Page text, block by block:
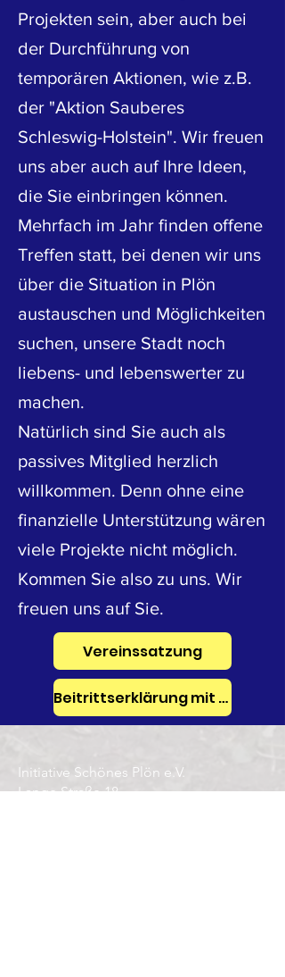
Projekten sein, aber auch bei
der Durchführung von
temporären Aktionen, wie z.B.
der "Aktion Sauberes
Schleswig-Holstein". Wir freuen
uns aber auch auf Ihre Ideen,
die Sie einbringen können.
Mehrfach im Jahr finden offene
Treffen statt, bei denen wir uns
über die Situation in Plön
austauschen und Möglichkeiten
suchen, unsere Stadt noch
liebens- und lebenswerter zu
machen.
Natürlich sind Sie auch als
passives Mitglied herzlich
willkommen. Denn ohne eine
finanzielle Unterstützung wären
viele Projekte nicht möglich.
Kommen Sie also zu uns. Wir
freuen uns auf Sie.
Vereinssatzung
Beitrittserklärung mit Beitragsordnung
Initiative Schönes Plön e.V.
Lange Straße 18